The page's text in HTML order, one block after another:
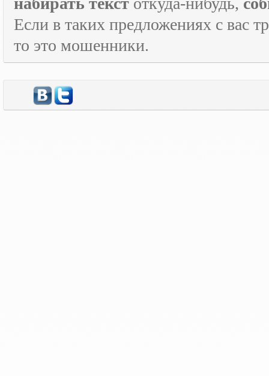
Если в таких предложениях с вас
то это мошенники.